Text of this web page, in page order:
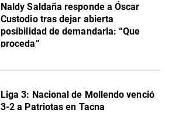
Naldy Saldaña responde a Óscar
Custodio tras dejar abierta
posibilidad de demandarla: “Que
proceda”
Liga 3: Nacional de Mollendo venció
3-2 a Patriotas en Tacna